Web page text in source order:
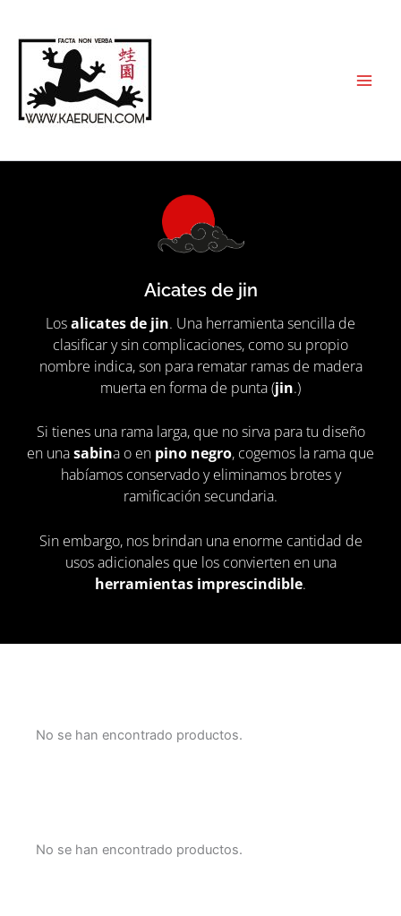
contenido
Aicates de jin
Losalicates de jin. Una herramienta sencilla de
clasificar y sin complicaciones, como su propio
nombre indica, son para rematar ramas de madera
muerta en forma de punta (jin.)
Si tienes una rama larga, que no sirva para tu diseño
en unasabina o en pino negro, cogemos la rama que
habíamos conservado y eliminamos brotes y
ramificación secundaria.
Sin embargo, nos brindan una enorme cantidad de
usos adicionales que los convierten en una
herramientas imprescindible.
No se han encontrado productos.
No se han encontrado productos.